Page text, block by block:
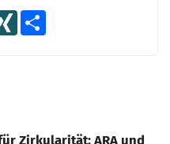
XING
Zirkularität: ARA und